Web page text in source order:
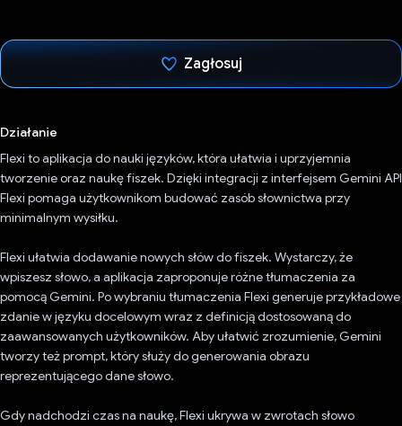
Zagłosuj
Działanie
Flexi to aplikacja do nauki języków, która ułatwia i uprzyjemnia
tworzenie oraz naukę fiszek. Dzięki integracji z interfejsem Gemini API
Flexi pomaga użytkownikom budować zasób słownictwa przy
minimalnym wysiłku.
Flexi ułatwia dodawanie nowych słów do fiszek. Wystarczy, że
wpiszesz słowo, a aplikacja zaproponuje różne tłumaczenia za
pomocą Gemini. Po wybraniu tłumaczenia Flexi generuje przykładowe
zdanie w języku docelowym wraz z definicją dostosowaną do
zaawansowanych użytkowników. Aby ułatwić zrozumienie, Gemini
tworzy też prompt, który służy do generowania obrazu
reprezentującego dane słowo.
Gdy nadchodzi czas na naukę, Flexi ukrywa w zwrotach słowo